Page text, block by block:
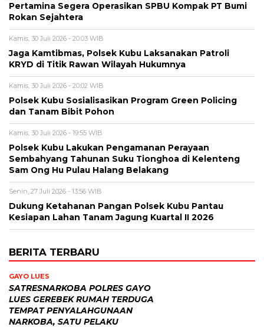
Pertamina Segera Operasikan SPBU Kompak PT Bumi
Rokan Sejahtera
Kamis, 30 Juli 2026 - 20:03 WIB
Jaga Kamtibmas, Polsek Kubu Laksanakan Patroli
KRYD di Titik Rawan Wilayah Hukumnya
Kamis, 30 Juli 2026 - 20:02 WIB
Polsek Kubu Sosialisasikan Program Green Policing
dan Tanam Bibit Pohon
Kamis, 30 Juli 2026 - 19:55 WIB
Polsek Kubu Lakukan Pengamanan Perayaan
Sembahyang Tahunan Suku Tionghoa di Kelenteng
Sam Ong Hu Pulau Halang Belakang
Senin, 27 Juli 2026 - 13:56 WIB
Dukung Ketahanan Pangan Polsek Kubu Pantau
Kesiapan Lahan Tanam Jagung Kuartal II 2026
BERITA TERBARU
GAYO LUES
SATRESNARKOBA POLRES GAYO
LUES GEREBEK RUMAH TERDUGA
TEMPAT PENYALAHGUNAAN
NARKOBA, SATU PELAKU